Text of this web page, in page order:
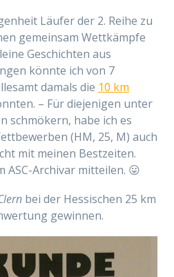
Läufer der 2. Reihe zu
gemeinsam Wettkämpfe
Geschichten aus
könnte ich von 7
damals die 10 km
– Für diejenigen unter
schmökern, habe ich es
(HM, 25, M) auch
mit meinen Bestzeiten.
ASC-Archivar mitteilen. 😛
bei der Hessischen 25 km
gewinnen.